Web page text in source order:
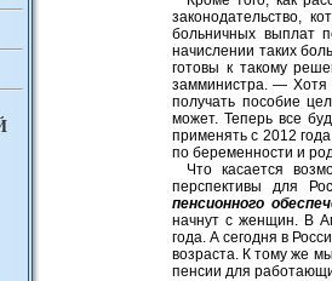
законодательство,
больничных выплат
начислении таких
готовы к такому
замминистра. — Хотя
получать пособие
может. Теперь все
применять с 2012
по беременности и
Что касается
перспективы для
пенсионного
начнут с женщин. В
года. А сегодня в
возраста. К тому же
пенсии для